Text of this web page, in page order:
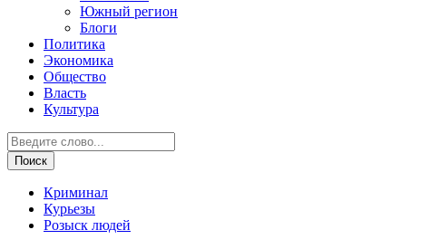
Южный регион
Блоги
Политика
Экономика
Общество
Власть
Культура
Криминал
Курьезы
Розыск людей